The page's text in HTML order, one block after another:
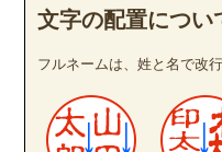
文字の配置につい
フルネームは、姓と名で改